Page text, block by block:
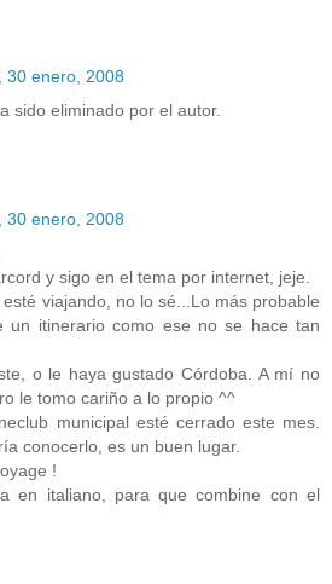
30 enero, 2008
sido eliminado por el autor.
30 enero, 2008
y sigo en el tema por internet, jeje.
viajando, no lo sé...Lo más probable
un itinerario como ese no se hace tan
o le haya gustado Córdoba. A mí no
le tomo cariño a lo propio ^^
municipal esté cerrado este mes.
conocerlo, es un buen lugar.
!
en italiano, para que combine con el